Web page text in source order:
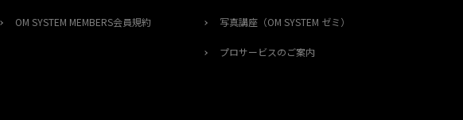
OM SYSTEM MEMBERS会員規約 写真講座（OM SYSTEM ゼミ）
プロサービスのご案内